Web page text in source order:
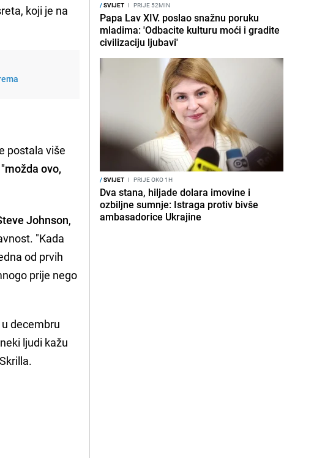
koji je na
postala više
ovo,
Johnson,
"Kada
od prvih
prije nego
decembru
ljudi kažu
/SVIJET I PRIJE 52MIN
Papa Lav XIV. poslao snažnu poruku
mladima: 'Odbacite kulturu moći i gradite
civilizaciju ljubavi'
/SVIJET I PRIJE OKO 1H
Dva stana, hiljade dolara imovine i
ozbiljne sumnje: Istraga protiv bivše
ambasadorice Ukrajine